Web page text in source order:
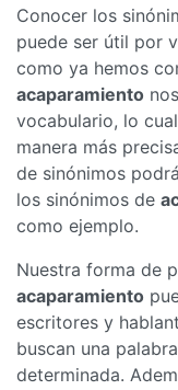
Conocer los
puede ser útil por
como ya hemos
acaparamiento
vocabulario, lo
manera más
de sinónimos
los sinónimos de
como ejemplo.
Nuestra forma de
acaparamiento
escritores y
buscan una
determinada.